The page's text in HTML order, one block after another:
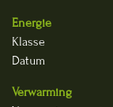
Energie
Klasse
Datum
Verwarming